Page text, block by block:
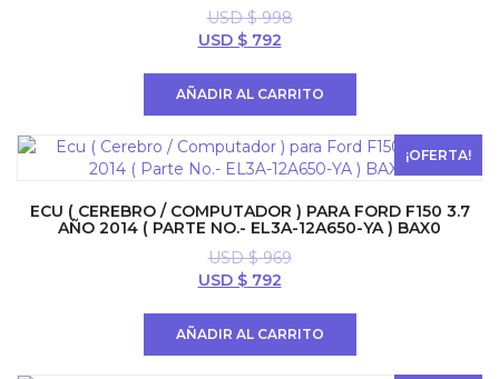
USD $998
El
$ 998.
USD $792El
$ 792.
AÑADIR AL CARRITO
¡OFERTA!
ECU ( CEREBRO / COMPUTADOR ) PARA FORD F150 3.7
AÑO 2014 ( PARTE NO.- EL3A-12A650-YA ) BAX0
USD $969
El
era:
USD $792El
es:
AÑADIR AL CARRITO